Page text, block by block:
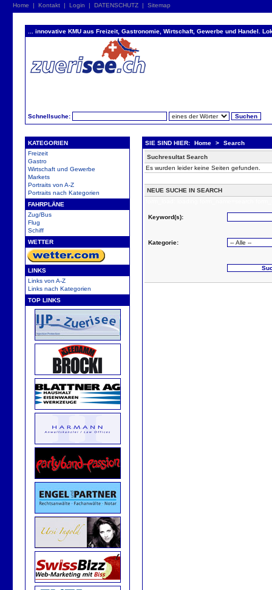
Home | Kontakt | Login | DATENSCHUTZ | Sitemap
... innovative KMU aus Freizeit, Gastronomie, Wirtschaft, Gewerbe und Handel.
Schnellsuche:
KATEGORIEN
Freizeit
Gastro
Wirtschaft und Gewerbe
Markets
Portraits von A-Z
Portraits nach Kategorien
FAHRPLÄNE
Zug/Bus
Flug
Schiff
WETTER
LINKS
Links von A-Z
Links nach Kategorien
TOP LINKS
SIE SIND HIER: Home > Search
Suchresultat Search
Es wurden leider keine Seiten gefunden.
NEUE SUCHE IN SEARCH
Keyword(s):
Kategorie: